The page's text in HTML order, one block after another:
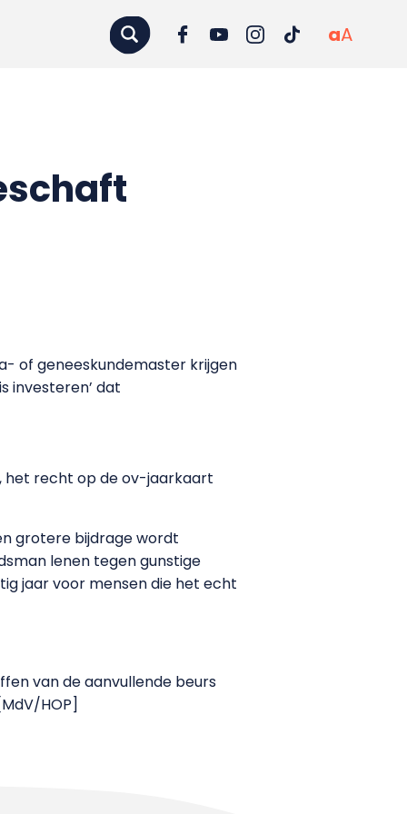
aA
of geneeskundemaster krijgen
investeren’ dat
het recht op de ov-jaarkaart
grotere bijdrage wordt
lenen tegen gunstige
jaar voor mensen die het echt
van de aanvullende beurs
HOP]